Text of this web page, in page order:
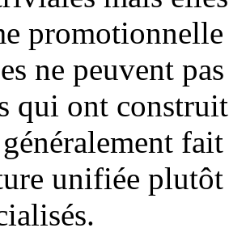
ne peuvent
qui ont
unifiée